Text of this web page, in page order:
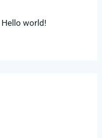
Hello world!